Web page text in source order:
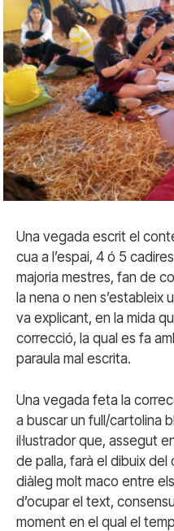
Una vegada escrit el
cua a l’espai, 4 ó 5
majoria mestres, fan de
la nena o nen s’estableix
va explicant, en la mida
correcció, la qual es fa
paraula mal escrita.
Una vegada feta la
a buscar un full/cartolina
il·lustrador que, assegut
de palla, farà el dibuix del
diàleg molt maco entre
d’ocupar el text,
moment en el qual el